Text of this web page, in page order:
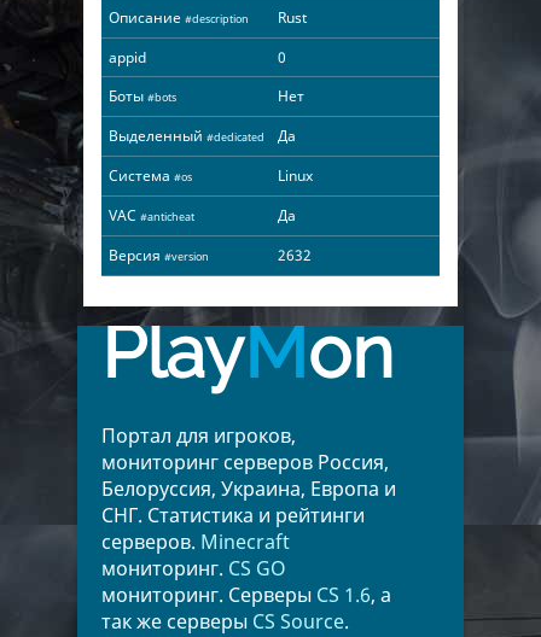
Описание #description
Rust
appid
0
Боты #bots
Нет
Выделенный #dedicated
Да
Система #os
Linux
VAC #anticheat
Да
Версия #version 2632
PlayMon
Портал для игроков,
мониторинг серверов Россия,
Белоруссия, Украина, Европа и
СНГ. Статистика и рейтинги
серверов. Minecraft
мониторинг. CS GO
мониторинг. Серверы CS 1.6, а
так же серверы CS Source.